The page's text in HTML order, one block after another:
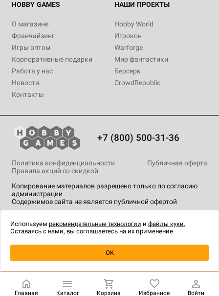
Купить
HOBBY GAMES
О магазине
Франчайзинг
Игры оптом
Корпоративные подарки
Работа у нас
Новости
Контакты
НАШИ ПРОЕКТЫ
Hobby World
Игрокон
Warforge
Мир фантастики
Берсерк
CrowdRepublic
+7 (800) 500-31-36
Копирование материалов разрешено только по согласию
администрации
Содержимое сайта не является публичной офертой
Политика конфиденциальности
Публичная оферта
Правила акций со скидкой
технологии.
Главная Каталог Корзина Избранное Войти
Используем рекомендательные технологии и файлы куки.
Оставаясь с нами, вы соглашаетесь на их применение
OK